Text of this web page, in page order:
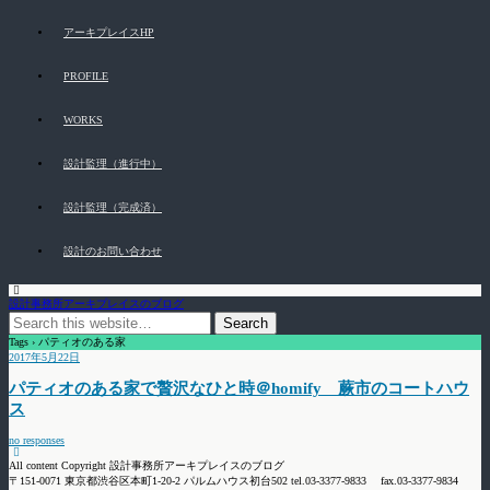
アーキプレイスHP
PROFILE
WORKS
設計監理（進行中）
設計監理（完成済）
設計のお問い合わせ
設計事務所アーキプレイスのブログ
Tags › パティオのある家
2017年5月22日
パティオのある家で贅沢なひと時＠homify 蕨市のコートハウ
ス
no responses
All content Copyright 設計事務所アーキプレイスのブログ
〒151-0071 東京都渋谷区本町1-20-2 パルムハウス初台502 tel.03-3377-9833 fax.03-3377-9834